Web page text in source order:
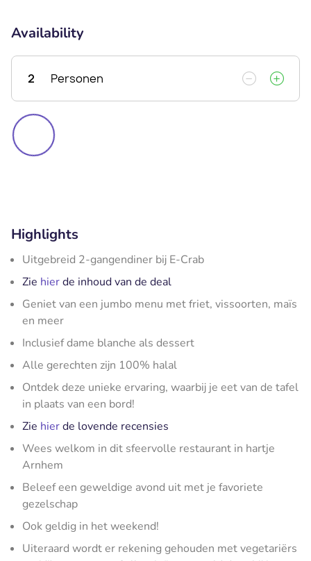
Availability
2 Personen
Highlights
Uitgebreid 2-gangendiner bij E-Crab
Zie hierde inhoud van de deal
Geniet van een jumbo menu met friet, vissoorten, maïs
en meer
Inclusief dame blanche als dessert
Alle gerechten zijn 100% halal
Ontdek deze unieke ervaring, waarbij je eet van de tafel
in plaats van een bord!
Zie hierde lovende recensies
Wees welkom in dit sfeervolle restaurant in hartje
Arnhem
Beleef een geweldige avond uit met je favoriete
gezelschap
Ook geldig in het weekend!
Uiteraard wordt er rekening gehouden met vegetariërs